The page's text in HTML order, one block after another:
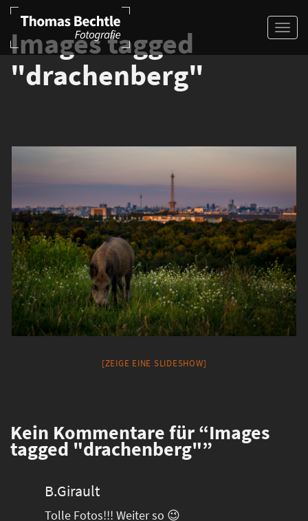
Images tagged
"drachenberg"
[ZEIGE EINE SLIDESHOW]
Kein Kommentare für “Images
tagged "drachenberg"”
B.Girault
Tolle Fotos!!! Weiter so 😉